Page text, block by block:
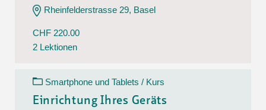
Rheinfelderstrasse 29, Basel
CHF 220.00
2 Lektionen
Smartphone und Tablets / Kurs
Einrichtung Ihres Geräts